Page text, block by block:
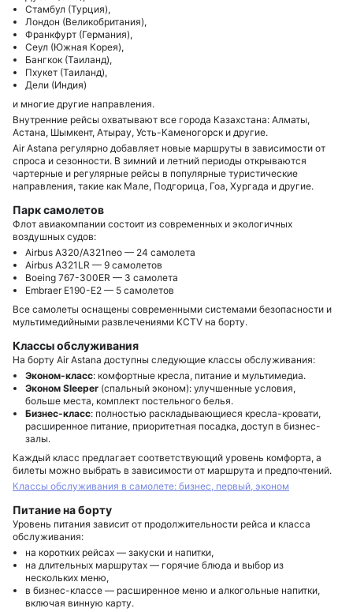
Стамбул (Турция),
Лондон (Великобритания),
Франкфурт (Германия),
Сеул (Южная Корея),
Бангкок (Таиланд),
Пхукет (Таиланд),
Дели (Индия)
и многие другие направления.
Внутренние рейсы охватывают все города Казахстана: Алматы,
Астана, Шымкент, Атырау, Усть-Каменогорск и другие.
Air Astana регулярно добавляет новые маршруты в зависимости от
спроса и сезонности. В зимний и летний периоды открываются
чартерные и регулярные рейсы в популярные туристические
направления, такие как Мале, Подгорица, Гоа, Хургада и другие.
Парк самолетов
Флот авиакомпании состоит из современных и экологичных
воздушных судов:
Airbus A320/A321neo — 24 самолета
Airbus A321LR — 9 самолетов
Boeing 767-300ER — 3 самолета
Embraer E190-E2 — 5 самолетов
Все самолеты оснащены современными системами безопасности и
мультимедийными развлечениями KCTV на борту.
Классы обслуживания
На борту Air Astana доступны следующие классы обслуживания:
Эконом-класс: комфортные кресла, питание и мультимедиа.
Эконом Sleeper (спальный эконом): улучшенные условия,
больше места, комплект постельного белья.
Бизнес-класс: полностью раскладывающиеся кресла-кровати,
расширенное питание, приоритетная посадка, доступ в бизнес-
залы.
Каждый класс предлагает соответствующий уровень комфорта, а
билеты можно выбрать в зависимости от маршрута и предпочтений.
Классы обслуживания в самолете: бизнес, первый, эконом
Питание на борту
Уровень питания зависит от продолжительности рейса и класса
обслуживания:
на коротких рейсах — закуски и напитки,
на длительных маршрутах — горячие блюда и выбор из
нескольких меню,
в бизнес-классе — расширенное меню и алкогольные напитки,
включая винную карту.